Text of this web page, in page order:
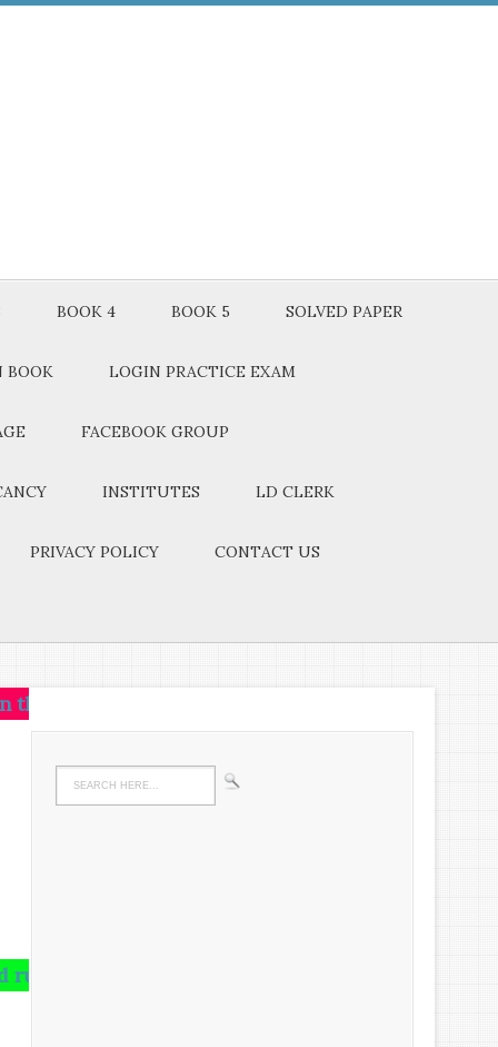
BOOK 4 BOOK 5 SOLVED PAPER
BOOK LOGIN PRACTICE EXAM
FACEBOOK GROUP
INSTITUTES LD CLERK
PRIVACY POLICY CONTACT US
the brain,muscles,nerves,every part of your
all your life.We must have life